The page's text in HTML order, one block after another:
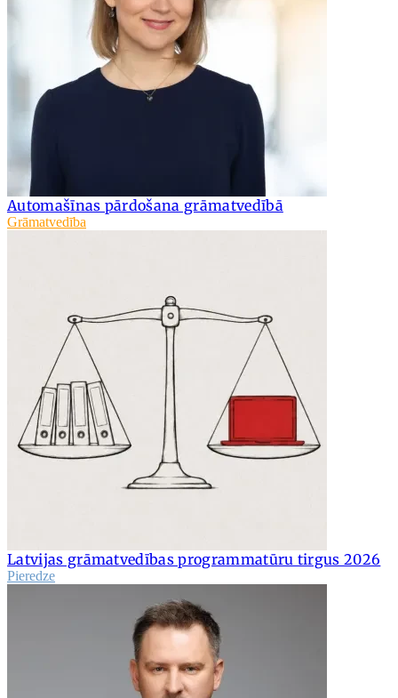
Automašīnas pārdošana grāmatvedībā
Grāmatvedība
Latvijas grāmatvedības programmatūru tirgus 2026
Pieredze